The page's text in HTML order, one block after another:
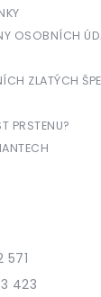
OSOBNÍCH
ZLATÝCH
PRSTENU?
571
423